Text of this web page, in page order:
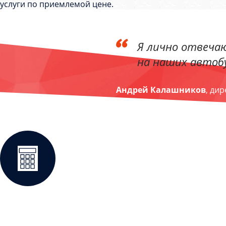
услуги по приемлемой цене.
Я лично
на наших
Андрей Калашников,